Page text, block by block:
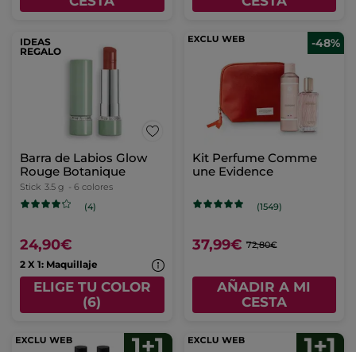
IDEAS
REGALO
Barra de Labios Glow
Rouge Botanique
Stick 3.5 g - 6 colores
(4)
24,90€
2 X 1: Maquillaje
ELIGE TU COLOR
(6)
-48%
Kit Perfume Comme
une Evidence
(1549)
37,99€ 72,80€
AÑADIR A MI
CESTA